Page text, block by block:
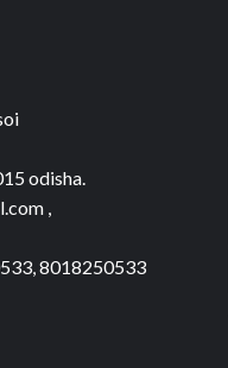
odisha.
,
8018250533